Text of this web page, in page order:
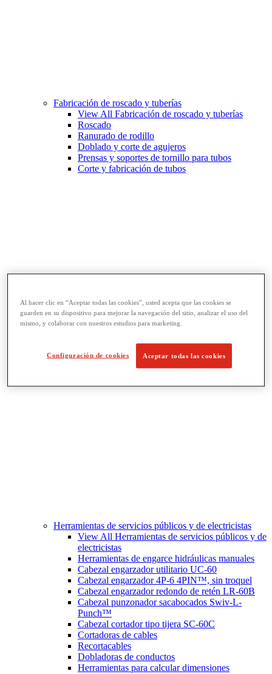
Fabricación de roscado y tuberías
View All Fabricación de roscado y tuberías
Roscado
Ranurado de rodillo
Doblado y corte de agujeros
Prensas y soportes de tornillo para tubos
Corte y fabricación de tubos
Llaves y herramientas para tubos
View All Llaves y herramientas para tubos
Curvado y conformado
Reparación y unión de tubos
Corte y preparación de tubos
Herramientas de servicios públicos y de electricistas
View All Herramientas de servicios públicos y de
electricistas
Herramientas de engarce hidráulicas manuales
Cabezal engarzador utilitario UC-60
Cabezal engarzador 4P-6 4PIN™, sin troquel
Cabezal engarzador redondo de retén LR-60B
Cabezal punzonador sacabocados Swiv-L-
Punch™
Cabezal cortador tipo tijera SC-60C
Cortadoras de cables
Recortacables
Dobladoras de conductos
Herramientas para calcular dimensiones
Al hacer clic en “Aceptar todas las cookies”, usted acepta que las cookies se
guarden en su dispositivo para mejorar la navegación del sitio, analizar el uso del
mismo, y colaborar con nuestros estudios para marketing.
Configuración de cookies Aceptar todas las cookies